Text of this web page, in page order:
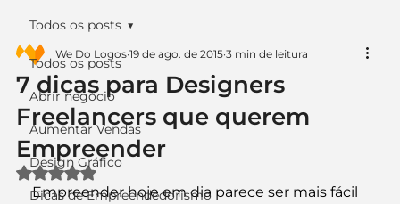
Todos os posts
Abrir negócio
Aumentar Vendas
Design Gráfico
Dicas de Empreendedorismo
Todos os posts
7 dicas para Designers
Freelancers que querem
Empreender
We Do Logos 19 de ago. de 2015 3 min de leitura
Avaliado com NaN de 5 estrelas.
Empreender hoje em dia parece ser mais fácil